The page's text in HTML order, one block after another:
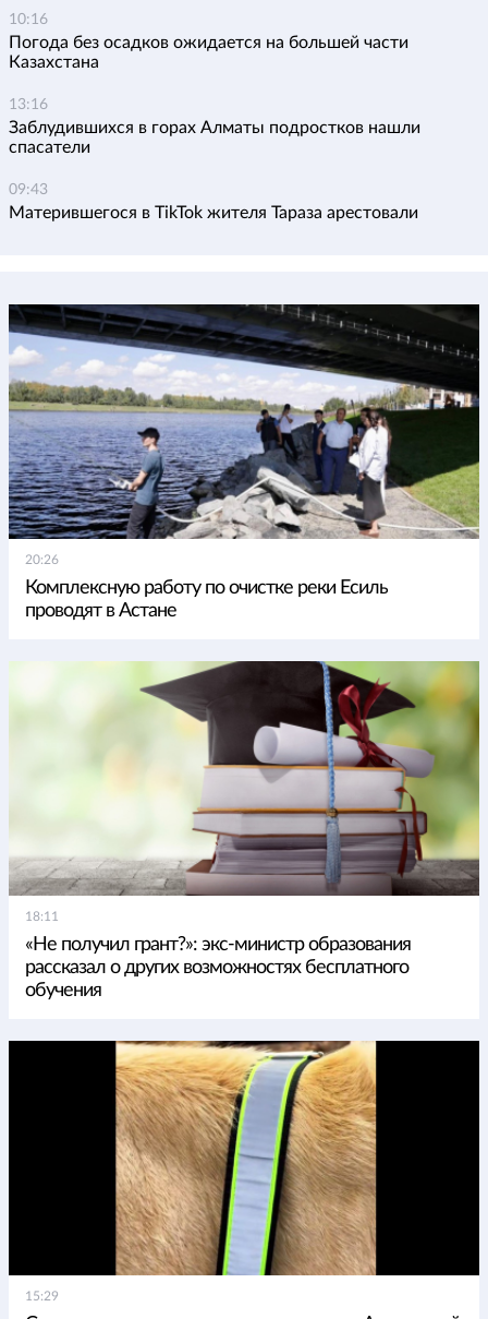
10:16
Погода без осадков ожидается на большей части
Казахстана
13:16
Заблудившихся в горах Алматы подростков нашли
спасатели
09:43
Матерившегося в TikTok жителя Тараза арестовали
20:26
Комплексную работу по очистке реки Есиль
проводят в Астане
18:11
«Не получил грант?»: экс-министр образования
рассказал о других возможностях бесплатного
обучения
15:29